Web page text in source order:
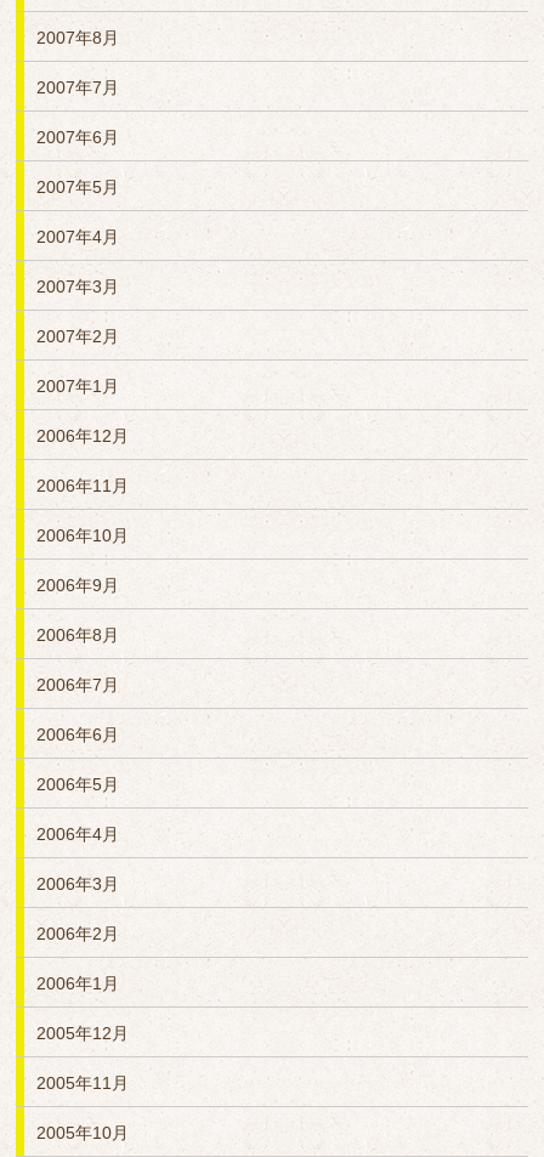
2007年8月
2007年7月
2007年6月
2007年5月
2007年4月
2007年3月
2007年2月
2007年1月
2006年12月
2006年11月
2006年10月
2006年9月
2006年8月
2006年7月
2006年6月
2006年5月
2006年4月
2006年3月
2006年2月
2006年1月
2005年12月
2005年11月
2005年10月